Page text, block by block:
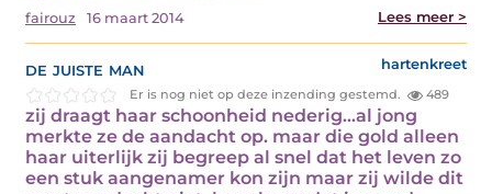
fairouz 16 maart 2014 Lees meer >
de juiste man hartenkreet
Er is nog niet op deze inzending gestemd. 489
zij draagt haar schoonheid nederig…al jong
merkte ze de aandacht op. maar die gold alleen
haar uiterlijk zij begreep al snel dat het leven zo
een stuk aangenamer kon zijn maar zij wilde dit